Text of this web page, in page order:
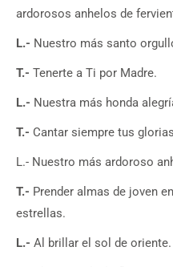
ardorosos anhelos de
L.- Nuestro más santo
T.- Tenerte a Ti por Madre.
L.- Nuestra más honda
T.- Cantar siempre tus
L.- Nuestro más ardoroso
T.- Prender almas de joven
estrellas.
L.- Al brillar el sol de oriente.